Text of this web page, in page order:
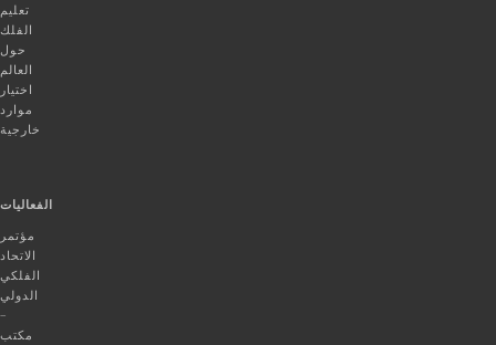
تعليم
الفلك
حول
العالم
اختيار
موارد
خارجية
الفعاليات
مؤتمر
الاتحاد
الفلكي
الدولي
–
مكتب